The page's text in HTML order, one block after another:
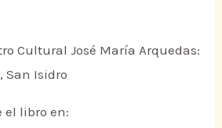
Cultural José María Arquedas:
San Isidro
el libro en: